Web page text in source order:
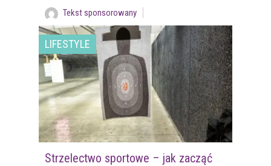
Tekst sponsorowany
LIFESTYLE
Strzelectwo sportowe – jak zacząć